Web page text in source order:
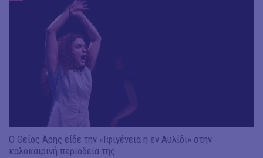
Ο Θείος Άρης είδε την «Ιφιγένεια η εν Αυλίδι» στην
καλοκαιρινή περιοδεία της